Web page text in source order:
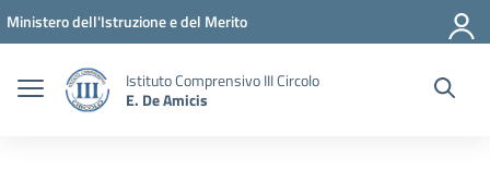
Vai ai contenuti
Vai al menu di navigazione
Vai al footer
Ministero dell'Istruzione e del Merito
Istituto Comprensivo III Circolo
E. De Amicis